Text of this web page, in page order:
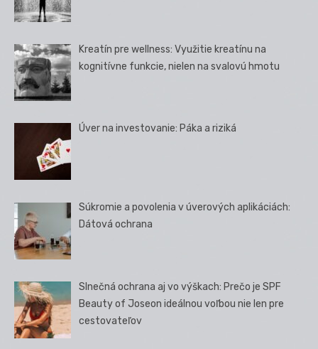
Kreatín pre wellness: Využitie kreatínu na
kognitívne funkcie, nielen na svalovú hmotu
Úver na investovanie: Páka a riziká
Súkromie a povolenia v úverových aplikáciách:
Dátová ochrana
Slnečná ochrana aj vo výškach: Prečo je SPF
Beauty of Joseon ideálnou voľbou nie len pre
cestovateľov